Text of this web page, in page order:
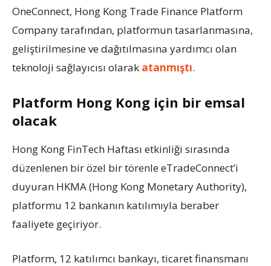
OneConnect, Hong Kong Trade Finance Platform
Company tarafından, platformun tasarlanmasına,
geliştirilmesine ve dağıtılmasına yardımcı olan
teknoloji sağlayıcısı olarak atanmıştı.
Platform Hong Kong için bir emsal
olacak
Hong Kong FinTech Haftası etkinliği sırasında
düzenlenen bir özel bir törenle eTradeConnect’i
duyuran HKMA (Hong Kong Monetary Authority),
platformu 12 bankanın katılımıyla beraber
faaliyete geçiriyor.
Platform, 12 katılımcı bankayı, ticaret finansmanı